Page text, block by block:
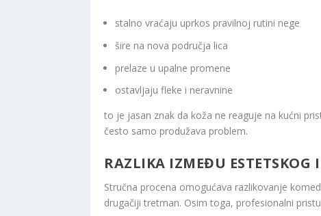
stalno vraćaju uprkos pravilnoj rutini nege
šire na nova područja lica
prelaze u upalne promene
ostavljaju fleke i neravnine
to je jasan znak da koža ne reaguje na kućni
često samo produžava problem.
RAZLIKA IZMEĐU ESTETSKOG
Stručna procena omogućava razlikovanje
drugačiji tretman. Osim toga, profesionalni